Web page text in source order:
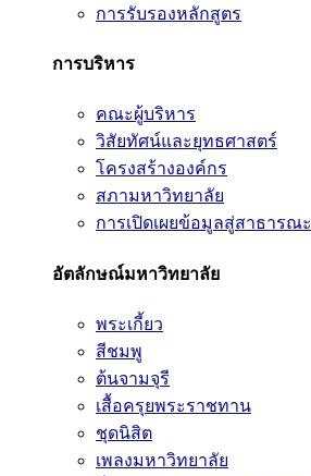
การรับรองหลักสูตร
การบริหาร
คณะผู้บริหาร
วิสัยทัศน์และยุทธศาสตร์
โครงสร้างองค์กร
สภามหาวิทยาลัย
การเปิดเผยข้อมูลสู่สาธารณะ
อัตลักษณ์มหาวิทยาลัย
พระเกี้ยว
สีชมพู
ต้นจามจุรี
เสื้อครุยพระราชทาน
ชุดนิสิต
เพลงมหาวิทยาลัย